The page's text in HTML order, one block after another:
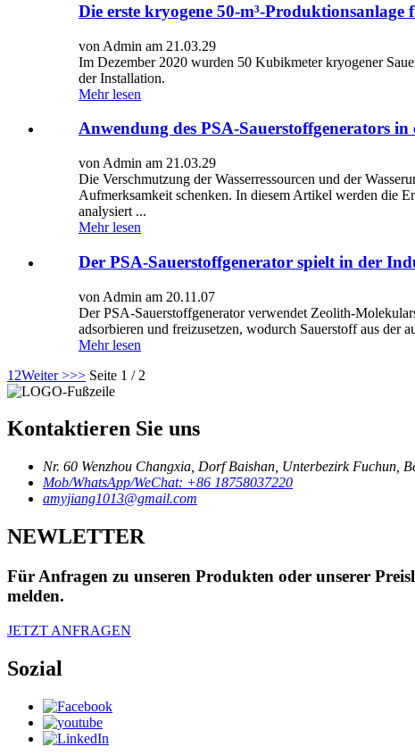
Die erste kryogene 50-m³-
von Admin am 21.03.29
Im Dezember 2020 wurden 50 Kubikmeter kryogener
der Installation.
Mehr lesen
Anwendung des PSA-Sauerstoffgenerators
von Admin am 21.03.29
Die Verschmutzung der Wasserressourcen und der
Aufmerksamkeit schenken. In diesem Artikel werden die
analysiert ...
Mehr lesen
Der PSA-Sauerstoffgenerator spielt in der
von Admin am 20.11.07
Der PSA-Sauerstoffgenerator verwendet Zeolith-
adsorbieren und freizusetzen, wodurch Sauerstoff aus
Mehr lesen
1 2Weiter >>> Seite 1 / 2
Kontaktieren Sie uns
Nr. 60 Wenzhou Changxia, Dorf Baishan, Unterbezirk Fuchun,
Mob/WhatsApp/WeChat: +86 18758037220
amyjiang1013@gmail.com
NEWLETTER
Für Anfragen zu unseren Produkten oder unserer
melden.
JETZT ANFRAGEN
Sozial